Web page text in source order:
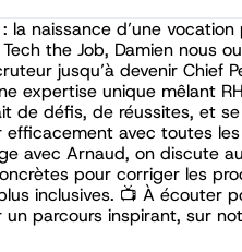
la naissance d’une
the Job, Damien nous
jusqu’à devenir Chief
expertise unique mêlant
de défis, de réussites, et
efficacement avec toutes
avec Arnaud, on discute
pour corriger les
inclusives. 📺 À écouter
parcours inspirant, sur